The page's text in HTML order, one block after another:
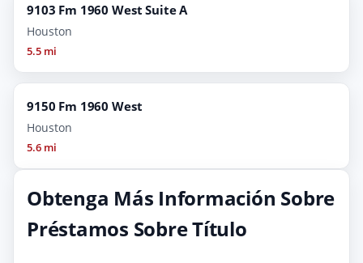
9103 Fm 1960 West Suite A
Houston
5.5 mi
9150 Fm 1960 West
Houston
5.6 mi
Obtenga Más Información Sobre
Préstamos Sobre Título